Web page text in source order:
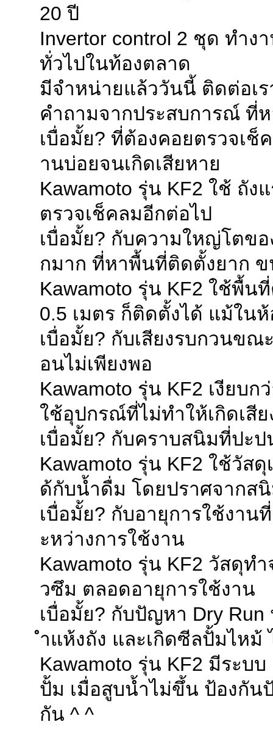
27.05.2019
08.05.2019 Preventive
25.04.2019
03.04.2019 SUS316
27.03.2019
23.03.2019 Trouble
20.03.2019
KAWAMOTO
13.02.2019 KAWAMOTO
12.02.2019
Renovation
r for cooling
11.02.2019 MAINTENANCE
27.01.2019 Alignment work
23.01.2019 NEW
15.12.2018 SPORTS DAY
08.12.2018
KAWAMOTO 3
21.11.2018 METALEX 2018
12.11.2018
Re-novation
mp unit 6
08.11.2018 The trouble
24.10.2018
High
2-PE”
22.10.2018 KAWAMOTO
07.09.2018
04.09.2018
Renovation
r for cooling
03.09.2018
KAWAMOTO
unit
29.08.2018 KAWAMOTO
KAWAMOTO
17.08.2018 HOT WATER
20 ปี
Invertor control 2 ชุด ทำง
ทั่วไปในท้องตลาด
มีจำหน่ายแล้ววันนี้ ติดต่อเ
คำถามจากประสบการณ์ ที่
เบื่อมั้ย? ที่ต้องคอยตรวจเช็
านบ่อยจนเกิดเสียหาย
Kawamoto รุ่น KF2 ใช้ ถัง
ตรวจเช็คลมอีกต่อไป
เบื่อมั้ย? กับความใหญ่โตข
กมาก ที่หาพื้นที่ติดตั้งยาก ข
Kawamoto รุ่น KF2 ใช้พื้น
0.5 เมตร ก็ติดตั้งได้ แม้ใน
เบื่อมั้ย? กับเสียงรบกวนข
อนไม่เพียงพอ
Kawamoto รุ่น KF2 เงียบ
ใช้อุปกรณ์ที่ไม่ทำให้เกิดเสีย
เบื่อมั้ย? กับคราบสนิมที่ปะ
Kawamoto รุ่น KF2 ใช้วัส
ด้กับน้ำดื่ม โดยปราศจากส
เบื่อมั้ย? กับอายุการใช้งา
ะหว่างการใช้งาน
Kawamoto รุ่น KF2 วัสดุท
วซึม ตลอดอายุการใช้งาน
เบื่อมั้ย? กับปัญหา Dry
ำแห้งถัง และเกิดซีลปั้มไหม้
Kawamoto รุ่น KF2 มีระบ
ปั้ม เมื่อสูบน้ำไม่ขึ้น ป้องกั
กัน ^ ^